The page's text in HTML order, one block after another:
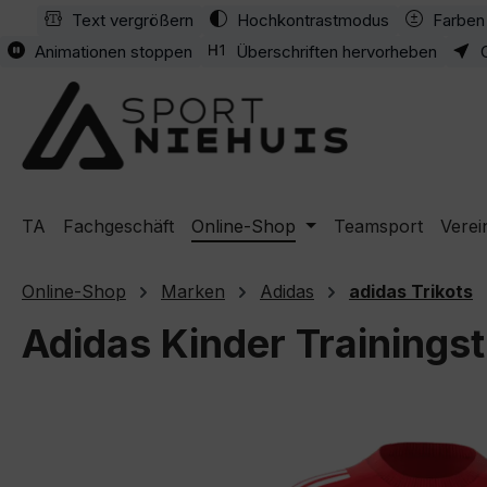
Hauptinhalt springen
Zur Suche springen
Zur Hauptnavigation springen
Text vergrößern Hochkontrastmodus
Animationen stoppen
Überschriften hervorheben
TA Fachgeschäft Online-Shop Teamsport
Online-Shop Marken Adidas adidas Trikots
Adidas Kinder